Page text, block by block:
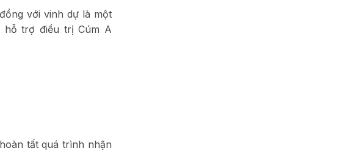
với vinh dự là một
hỗ trợ điều trị Cúm A
tất quá trình nhận